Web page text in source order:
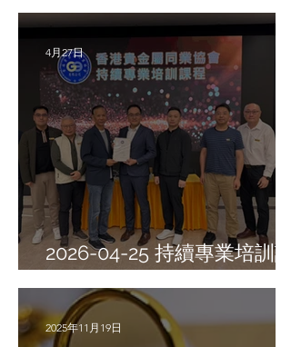
2026-04-25 持續專業培訓課
4月27日
2025年11月19日